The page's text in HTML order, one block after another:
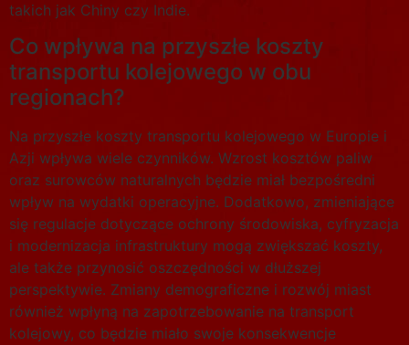
takich jak Chiny czy Indie.
Co wpływa na przyszłe koszty
transportu kolejowego w obu
regionach?
Na przyszłe koszty transportu kolejowego w Europie i
Azji wpływa wiele czynników. Wzrost kosztów paliw
oraz surowców naturalnych będzie miał bezpośredni
wpływ na wydatki operacyjne. Dodatkowo, zmieniające
się regulacje dotyczące ochrony środowiska, cyfryzacja
i modernizacja infrastruktury mogą zwiększać koszty,
ale także przynosić oszczędności w dłuższej
perspektywie. Zmiany demograficzne i rozwój miast
również wpłyną na zapotrzebowanie na transport
kolejowy, co będzie miało swoje konsekwencje